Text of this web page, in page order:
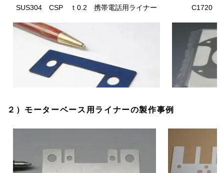
SUS304 CSP ｔ0.2 携帯電話用ライナー C1720（
２）モーターベース用ライナーの製作事例